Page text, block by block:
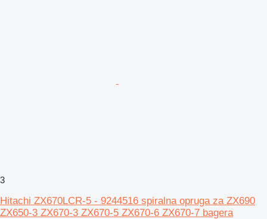
3
Hitachi ZX670LCR-5 - 9244516 spiralna opruga za ZX690
ZX650-3 ZX670-3 ZX670-5 ZX670-6 ZX670-7 bagera